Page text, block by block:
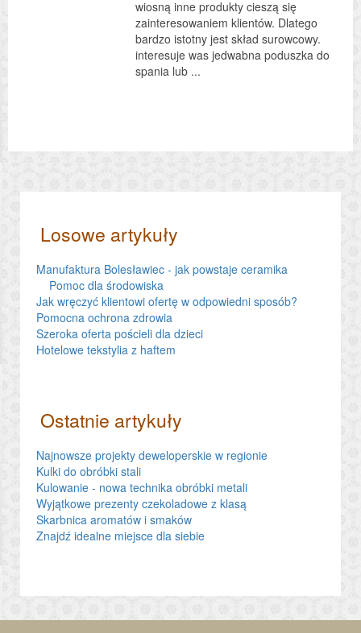
wiosną inne produkty cieszą się
zainteresowaniem klientów. Dlatego
bardzo istotny jest skład surowcowy.
interesuje was jedwabna poduszka do
spania lub ...
Losowe artykuły
Manufaktura Bolesławiec - jak powstaje ceramika
Pomoc dla środowiska
Jak wręczyć klientowi ofertę w odpowiedni sposób?
Pomocna ochrona zdrowia
Szeroka oferta pościeli dla dzieci
Hotelowe tekstylia z haftem
Ostatnie artykuły
Najnowsze projekty deweloperskie w regionie
Kulki do obróbki stali
Kulowanie - nowa technika obróbki metali
Wyjątkowe prezenty czekoladowe z klasą
Skarbnica aromatów i smaków
Znajdź idealne miejsce dla siebie